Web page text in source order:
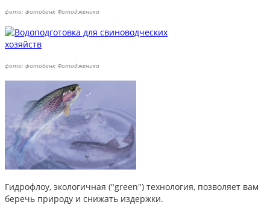
фото: фотобанк Фотодженика
фото: фотобанк Фотодженика
Гидрофлоу, экологичная ("green") технология, позволяет вам
беречь природу и снижать издержки.